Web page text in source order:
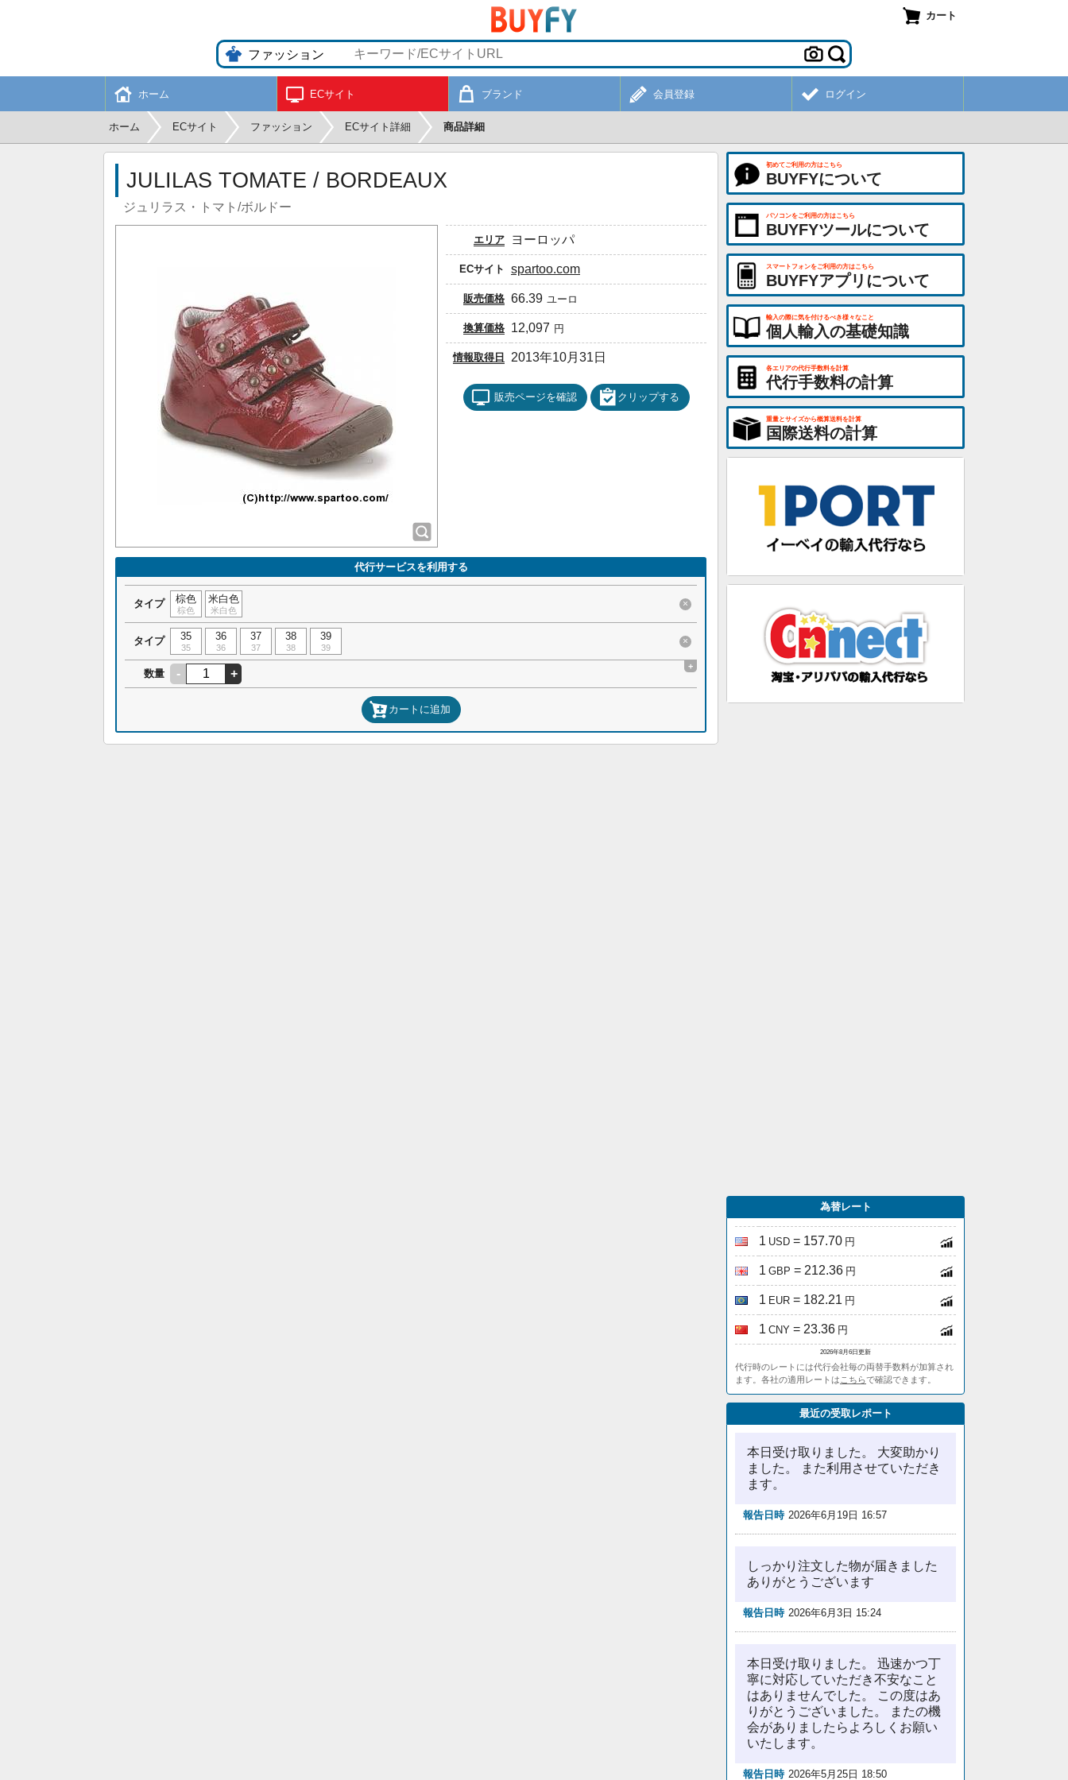
カート
ホーム ECサイト ブランド 会員登録 ログイン
ホーム ECサイト ファッション ECサイト詳細 商品詳細
JULILAS TOMATE / BORDEAUX
ジュリラス・トマト/ボルドー
エリア ヨーロッパ
ECサイト spartoo.com
販売価格 66.39 ユーロ
換算価格 12,097 円
情報取得日 2013年10月31日
販売ページを確認 クリップする
代行サービスを利用する
タイプ 棕色
棕色
米白色
米白色
×
タイプ 35
35
36
36
37
37
38
38
39
39
×
数量 - +
+
カートに追加
初めてご利用の方はこちら
BUYFYについて
パソコンをご利用の方はこちら
BUYFYツールについて
スマートフォンをご利用の方はこちら
BUYFYアプリについて
輸入の際に気を付けるべき様々なこと
個人輸入の基礎知識
各エリアの代行手数料を計算
代行手数料の計算
重量とサイズから概算送料を計算
国際送料の計算
為替レート
1 USD = 157.70 円
1 GBP = 212.36 円
1 EUR = 182.21 円
1 CNY = 23.36 円
2026年8月6日更新
代行時のレートには代行会社毎の両替手数料が加算され
ます。各社の適用レートは こちらで確認できます。
最近の受取レポート
本日受け取りました。 大変助かり
ました。 また利用させていただき
ます。
報告日時 2026年6月19日 16:57
しっかり注文した物が届きました
ありがとうございます
報告日時 2026年6月3日 15:24
本日受け取りました。 迅速かつ丁
寧に対応していただき不安なこと
はありませんでした。 この度はあ
りがとうございました。 またの機
会がありましたらよろしくお願い
いたします。
報告日時 2026年5月25日 18:50